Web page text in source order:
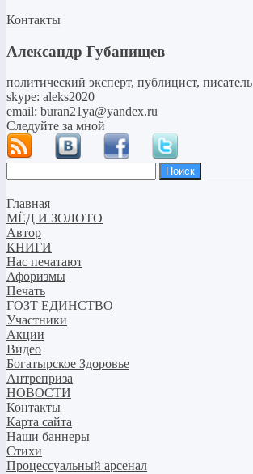
Контакты
Александр Губанищев
политический эксперт, публицист, писатель
skype: aleks2020
email: buran21ya@yandex.ru
Следуйте за мной
Главная
МЁД И ЗОЛОТО
Автор
КНИГИ
Нас печатают
Афоризмы
Печать
ГОЗТ ЕДИНСТВО
Участники
Акции
Видео
Богатырское Здоровье
Антреприза
НОВОСТИ
Контакты
Карта сайта
Наши баннеры
Стихи
Процессуальный арсенал